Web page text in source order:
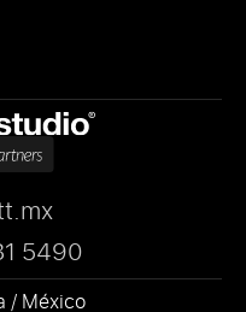
5490
/ México